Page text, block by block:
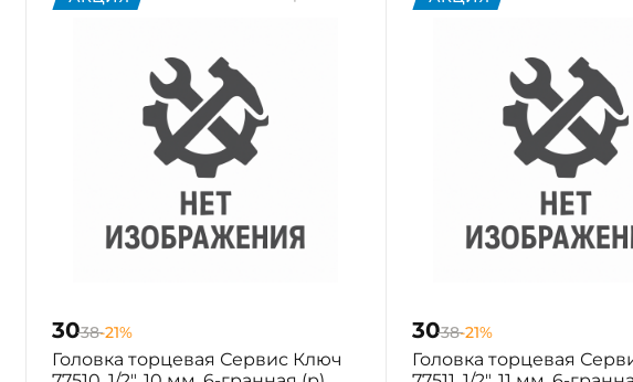
3038-21%
Головка торцевая Сервис Ключ
3038-21%
Головка торцевая